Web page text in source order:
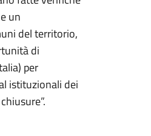
un
del territorio,
di
per
istituzionali dei